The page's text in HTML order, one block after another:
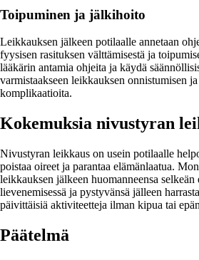
Toipuminen ja jälkihoito
Leikkauksen jälkeen potilaalle annetaan
fyysisen rasituksen välttämisestä ja
lääkärin antamia ohjeita ja käydä
varmistaakseen leikkauksen onnistumisen
komplikaatioita.
Kokemuksia nivustyran
Nivustyran leikkaus on usein potilaalle
poistaa oireet ja parantaa elämänlaatua.
leikkauksen jälkeen huomanneensa selkeän
lievenemisessä ja pystyvänsä jälleen
päivittäisiä aktiviteetteja ilman kipua tai
Päätelmä